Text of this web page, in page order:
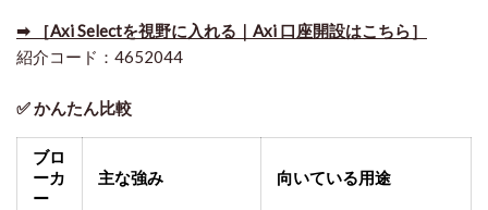
➡ ［Axi Selectを視野に入れる｜Axi 口座開設はこちら］
紹介コード：4652044
✅ かんたん比較
ブロ
ーカ
ー
主な強み 向いている用途